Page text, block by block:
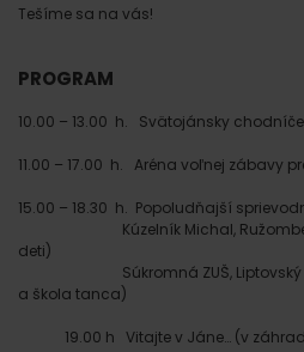
Tešíme sa na vás!
PROGRAM
10.00 – 13.00 h. Svätojánsky
11.00 – 17.00 h. Aréna voľnej zábavy
15.00 – 18.30 h. Popoludňajší
Kúzelník Michal, Ružomberok
deti)
Súkromná ZUŠ, Liptovský
a škola tanca)
19.00 h Vitajte v Jáne… (v